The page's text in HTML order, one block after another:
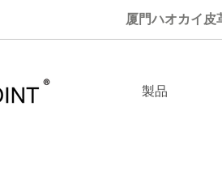
厦門ハオカイ皮
製品